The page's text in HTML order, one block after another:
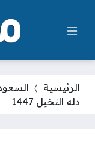
الرئيسية
دله النخيل 1447